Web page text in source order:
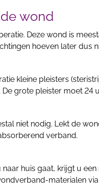
wond
Deze wond is
hoeven later dus
kleine pleisters
grote pleister moet 24
niet nodig. Lekt de
verband.
huis gaat, krijgt u
materialen